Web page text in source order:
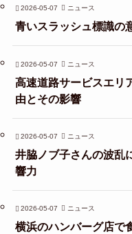
2026-05-07 ニュース
青いスラッシュ標識の
2026-05-07 ニュース
高速道路サービスエリ
由とその影響
2026-05-07 ニュース
井脇ノブ子さんの波乱
響力
2026-05-07 ニュース
横浜のハンバーグ店で